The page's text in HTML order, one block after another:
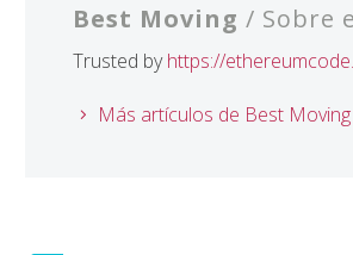
Best Moving / Sobre
Trusted byhttps://
Más artículos de Best Moving